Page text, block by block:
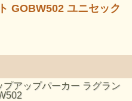
GOBW502 ユニセック
アップパーカー ラグラン